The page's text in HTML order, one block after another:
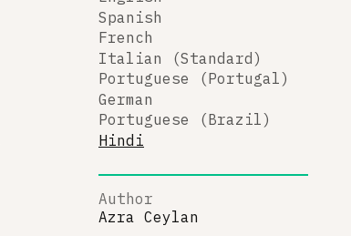
Spanish
French
Italian (Standard)
Portuguese (Portugal)
German
Portuguese (Brazil)
Hindi
Author
Azra Ceylan